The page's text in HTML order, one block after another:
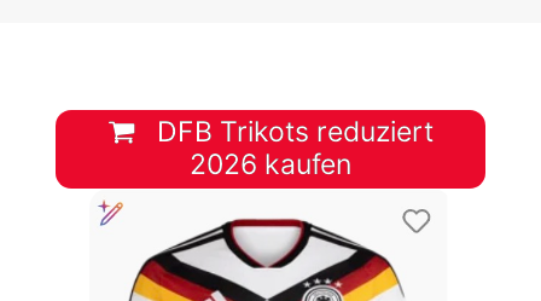
DFB Trikots reduziert
2026 kaufen